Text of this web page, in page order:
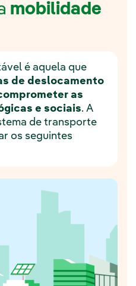
mobilidade
é aquela que
de deslocamento
as
e sociais. A
de transporte
os seguintes